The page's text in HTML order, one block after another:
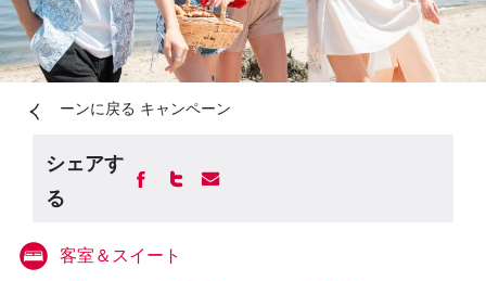
ーンに戻る キャンペーン
シェアす
る
客室＆スイート